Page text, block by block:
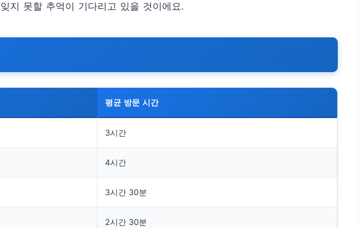
지 못할 추억이 기다리고 있을 것이에요.
평균 방문 시간
3시간
4시간
3시간 30분
2시간 30분